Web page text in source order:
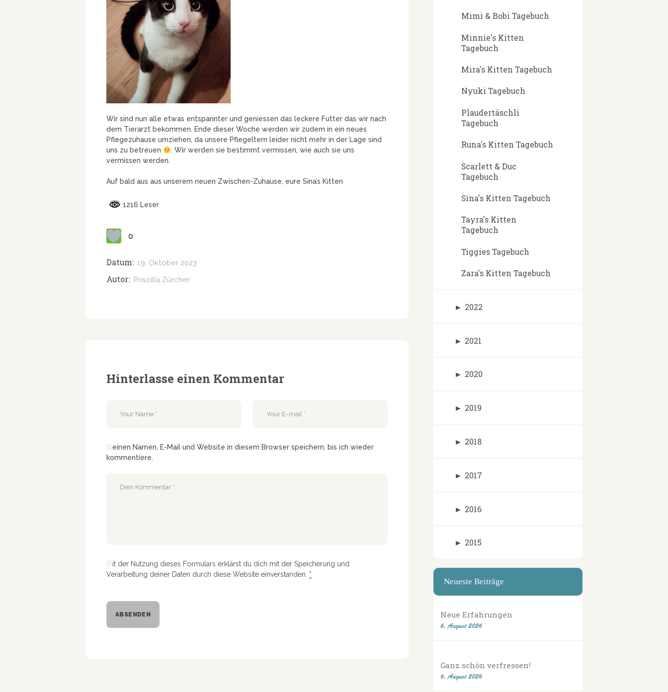
Wir sind nun alle etwas entspannter und geniessen das leckere Futter das wir nach
dem Tierarzt bekommen. Ende dieser Woche werden wir zudem in ein neues
Pflegezuhause umziehen, da unsere Pflegeltern leider nicht mehr in der Lage sind
uns zu betreuen
. Wir werden sie bestimmt vermissen, wie auch sie uns
vermissen werden.
Auf bald aus aus unserem neuen Zwischen-Zuhause, eure Sina’s Kitten
1216 Leser
0
Datum: 19. Oktober 2023
Autor: Priscilla Zürcher
Hinterlasse einen Kommentar
Meinen Namen, E-Mail und Website in diesem Browser speichern, bis ich wieder
kommentiere.
Mit der Nutzung dieses Formulars erklärst du dich mit der Speicherung und
Verarbeitung deiner Daten durch diese Website einverstanden. *
Mimi & Bobi Tagebuch
Minnie's Kitten
Tagebuch
Mira's Kitten Tagebuch
Nyuki Tagebuch
Plaudertäschli
Tagebuch
Runa's Kitten Tagebuch
Scarlett & Duc
Tagebuch
Sina's Kitten Tagebuch
Tayra's Kitten
Tagebuch
Tiggies Tagebuch
Zara's Kitten Tagebuch
► 2022
► 2021
► 2020
► 2019
► 2018
► 2017
► 2016
► 2015
Neueste Beiträge
Neue Erfahrungen
6. August 2026
Ganz schön verfressen!
6. August 2026